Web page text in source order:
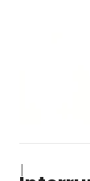
|